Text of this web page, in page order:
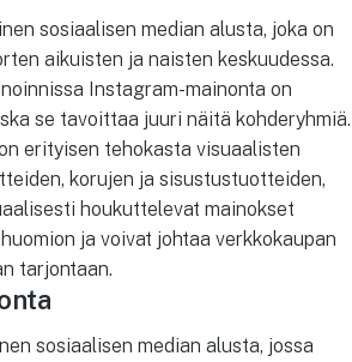
sosiaalisen median alusta, joka on
aikuisten ja naisten keskuudessa.
Instagram-mainonta on
se tavoittaa juuri näitä kohderyhmiä.
erityisen tehokasta visuaalisten
korujen ja sisustustuotteiden,
houkuttelevat mainokset
ja voivat johtaa verkkokaupan
tarjontaan.
sosiaalisen median alusta, jossa